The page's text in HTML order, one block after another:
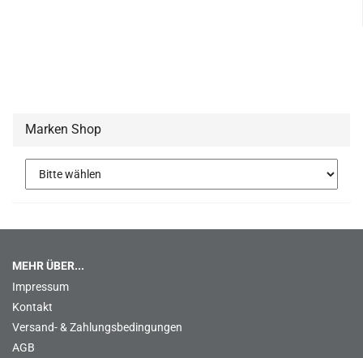
Marken Shop
MEHR ÜBER...
Impressum
Kontakt
Versand- & Zahlungsbedingungen
AGB